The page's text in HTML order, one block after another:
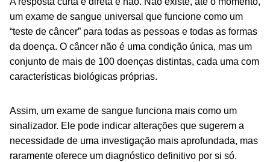
um exame de sangue universal que funcione como um
“teste de câncer” para todas as pessoas e todas as formas
da doença. O câncer não é uma condição única, mas um
conjunto de mais de 100 doenças distintas, cada uma com
características biológicas próprias.
Assim, um exame de sangue funciona mais como um
sinalizador. Ele pode indicar alterações que sugerem a
necessidade de uma investigação mais aprofundada, mas
raramente oferece um diagnóstico definitivo por si só.